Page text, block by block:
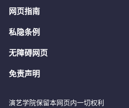
网页指南
私隐条例
无障碍网页
免责声明
演艺学院保留本网页内一切权利